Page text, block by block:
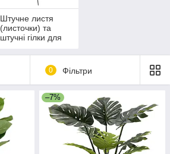
Штучне листя
(листочки) та
штучні гілки для
0 Фільтри
–7%